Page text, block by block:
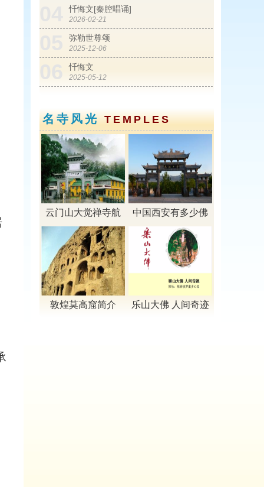
忏悔文[秦腔唱诵]
2026-02-21
弥勒世尊颂
2025-12-06
忏悔文
2025-05-12
01
建设纪实
2016-10-16
02 珍惜佛缘
2016-09-03
03 父亲笑了
2016-08-04
04 谈思维对人的影响 ——我长高了！
2016-06-04
05 老鼠给猫攒着
2016-05-16
06 “证件”的神奇作用
2016-04-04
01 【视频】禅宗
2025-07-04
名寺风光TEMPLES
云门山大觉禅寺航
拍
中国西安有多少佛
教宗派的祖庭
敦煌莫高窟简介 乐山大佛 人间奇迹